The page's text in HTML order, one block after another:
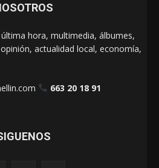
hora, multimedia, álbumes,
actualidad local, economía,
663 20 18 91